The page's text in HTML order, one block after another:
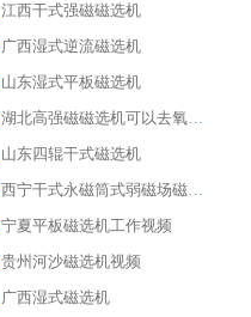
江西干式强磁磁选机
广西湿式逆流磁选机
山东湿式平板磁选机
湖北高强磁磁选机可以去氧化铝
山东四辊干式磁选机
西宁干式永磁筒式弱磁场磁选机结构图
宁夏平板磁选机工作视频
贵州河沙磁选机视频
广西湿式磁选机